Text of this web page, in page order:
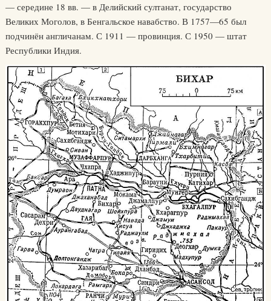
— середине 18 вв. — в Делийский султанат, государство
Великих Моголов, в Бенгальское навабство. В 1757—65 был
подчинён англичанам. С 1911 — провинция. С 1950 — штат
Республики Индия.